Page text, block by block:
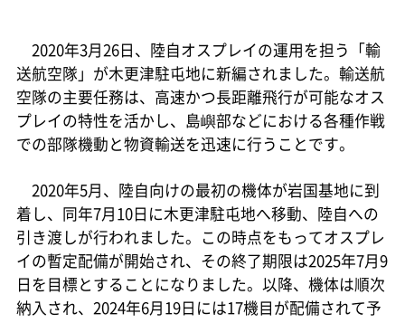
2020年3月26日、陸自オスプレイの運用を担う「輸
送航空隊」が木更津駐屯地に新編されました。輸送航
空隊の主要任務は、高速かつ長距離飛行が可能なオス
プレイの特性を活かし、島嶼部などにおける各種作戦
での部隊機動と物資輸送を迅速に行うことです。
2020年5月、陸自向けの最初の機体が岩国基地に到
着し、同年7月10日に木更津駐屯地へ移動、陸自への
引き渡しが行われました。この時点をもってオスプレ
イの暫定配備が開始され、その終了期限は2025年7月9
日を目標とすることになりました。以降、機体は順次
納入され、2024年6月19日には17機目が配備されて予